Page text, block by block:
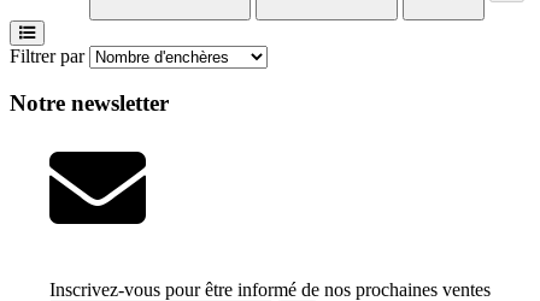
Filtrer par
Notre newsletter
Inscrivez-vous pour être informé de nos prochaines ventes